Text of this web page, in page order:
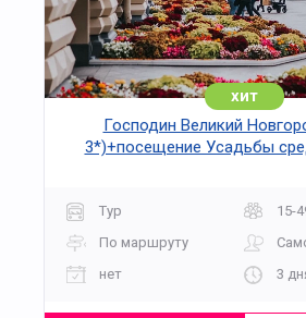
хит
Господин Великий
3*)+посещение Усадьбы
Тур
15-
По маршруту
нет
3